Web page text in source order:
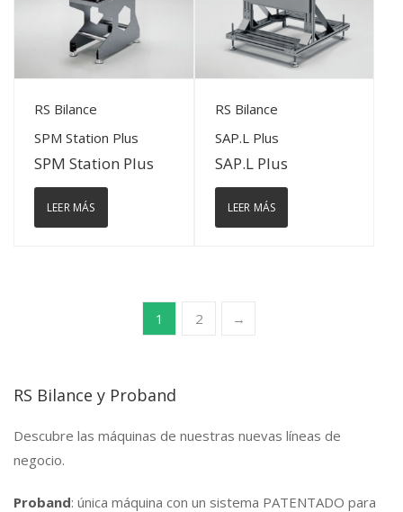
View Details
RS Bilance
SPM Station Plus
SPM Station Plus
LEER MÁS
View Details
RS Bilance
SAP.L Plus
SAP.L Plus
LEER MÁS
1 2 →
RS Bilance y Proband
Descubre las máquinas de nuestras nuevas líneas de
negocio.
Proband: única máquina con un sistema PATENTADO para